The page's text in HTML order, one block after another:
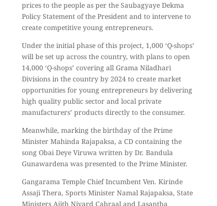
prices to the people as per the Saubagyaye Dekma
Policy Statement of the President and to intervene to
create competitive young entrepreneurs.
Under the initial phase of this project, 1,000 ‘Q-shops’
will be set up across the country, with plans to open
14,000 ‘Q-shops’ covering all Grama Niladhari
Divisions in the country by 2024 to create market
opportunities for young entrepreneurs by delivering
high quality public sector and local private
manufacturers’ products directly to the consumer.
Meanwhile, marking the birthday of the Prime
Minister Mahinda Rajapaksa, a CD containing the
song Obai Deye Viruwa written by Dr. Bandula
Gunawardena was presented to the Prime Minister.
Gangarama Temple Chief Incumbent Ven. Kirinde
Assaji Thera, Sports Minister Namal Rajapaksa, State
Ministers Ajith Nivard Cabraal and Lasantha